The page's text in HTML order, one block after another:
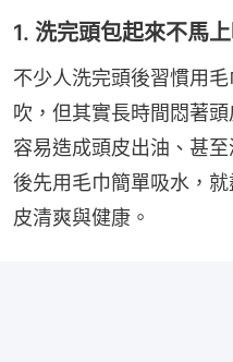
1. 洗完頭包起來不馬
不少人洗完頭後習慣用
吹，但其實長時間悶著
容易造成頭皮出油、甚
後先用毛巾簡單吸水，
皮清爽與健康。